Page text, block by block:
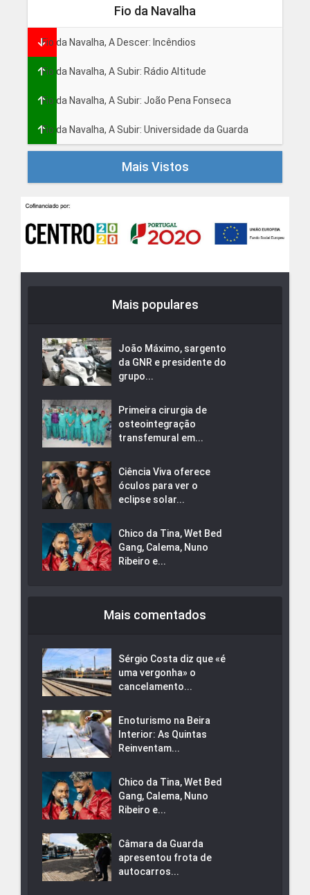
Fio da Navalha
Fio da Navalha, A Descer: Incêndios
Fio da Navalha, A Subir: Rádio Altitude
Fio da Navalha, A Subir: João Pena Fonseca
Fio da Navalha, A Subir: Universidade da Guarda
Mais Vistos
Mais populares
João Máximo, sargento
da GNR e presidente do
grupo...
Primeira cirurgia de
osteointegração
transfemural em...
Ciência Viva oferece
óculos para ver o
eclipse solar...
Chico da Tina, Wet Bed
Gang, Calema, Nuno
Ribeiro e...
Mais comentados
Sérgio Costa diz que «é
uma vergonha» o
cancelamento...
Enoturismo na Beira
Interior: As Quintas
Reinventam...
Chico da Tina, Wet Bed
Gang, Calema, Nuno
Ribeiro e...
Câmara da Guarda
apresentou frota de
autocarros...